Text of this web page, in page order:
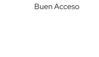
Buen Acceso